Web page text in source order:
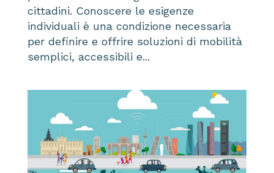
cittadini. Conoscere le esigenze
individuali è una condizione necessaria
per definire e offrire soluzioni di mobilità
semplici, accessibili e...